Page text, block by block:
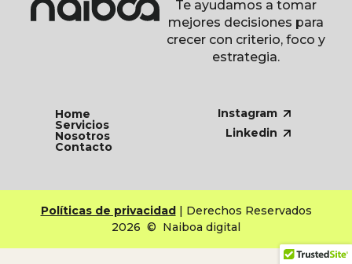
Te ayudamos a tomar
mejores decisiones para
crecer con criterio, foco y
estrategia.
Home
Servicios
Nosotros
Contacto
Instagram
Linkedin
Políticas de privacidad| Derechos Reservados
2026 © Naiboa digital